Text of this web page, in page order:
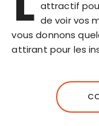
attractif
de voir vos
vous donnons
attirant pour les